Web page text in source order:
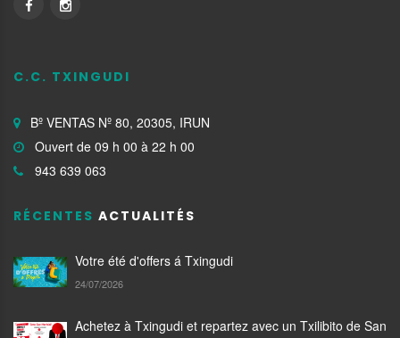
C.C. TXINGUDI
Bº VENTAS Nº 80, 20305, IRUN
Ouvert de 09 h 00 à 22 h 00
943 639 063
RÉCENTES ACTUALITÉS
Votre été d'offers á Txingudi
24/07/2026
Achetez à Txingudi et repartez avec un Txilibito de San